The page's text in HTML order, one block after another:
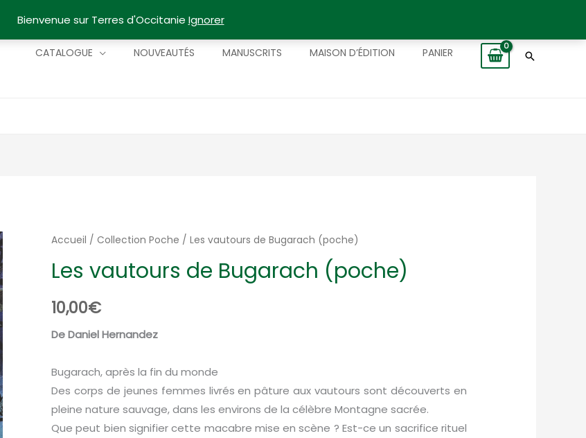
Bienvenue sur Terres d'Occitanie Ignorer
CATALOGUE NOUVEAUTÉS MANUSCRITS MAISON D’ÉDITION PANIER
Accueil /Collection Poche / Les vautours de Bugarach (poche)
Les vautours de Bugarach (poche)
10,00€
De Daniel Hernandez
Bugarach, après la fin du monde
Des corps de jeunes femmes livrés en pâture aux vautours sont découverts en
pleine nature sauvage, dans les environs de la célèbre Montagne sacrée.
Que peut bien signifier cette macabre mise en scène ? Est-ce un sacrifice rituel